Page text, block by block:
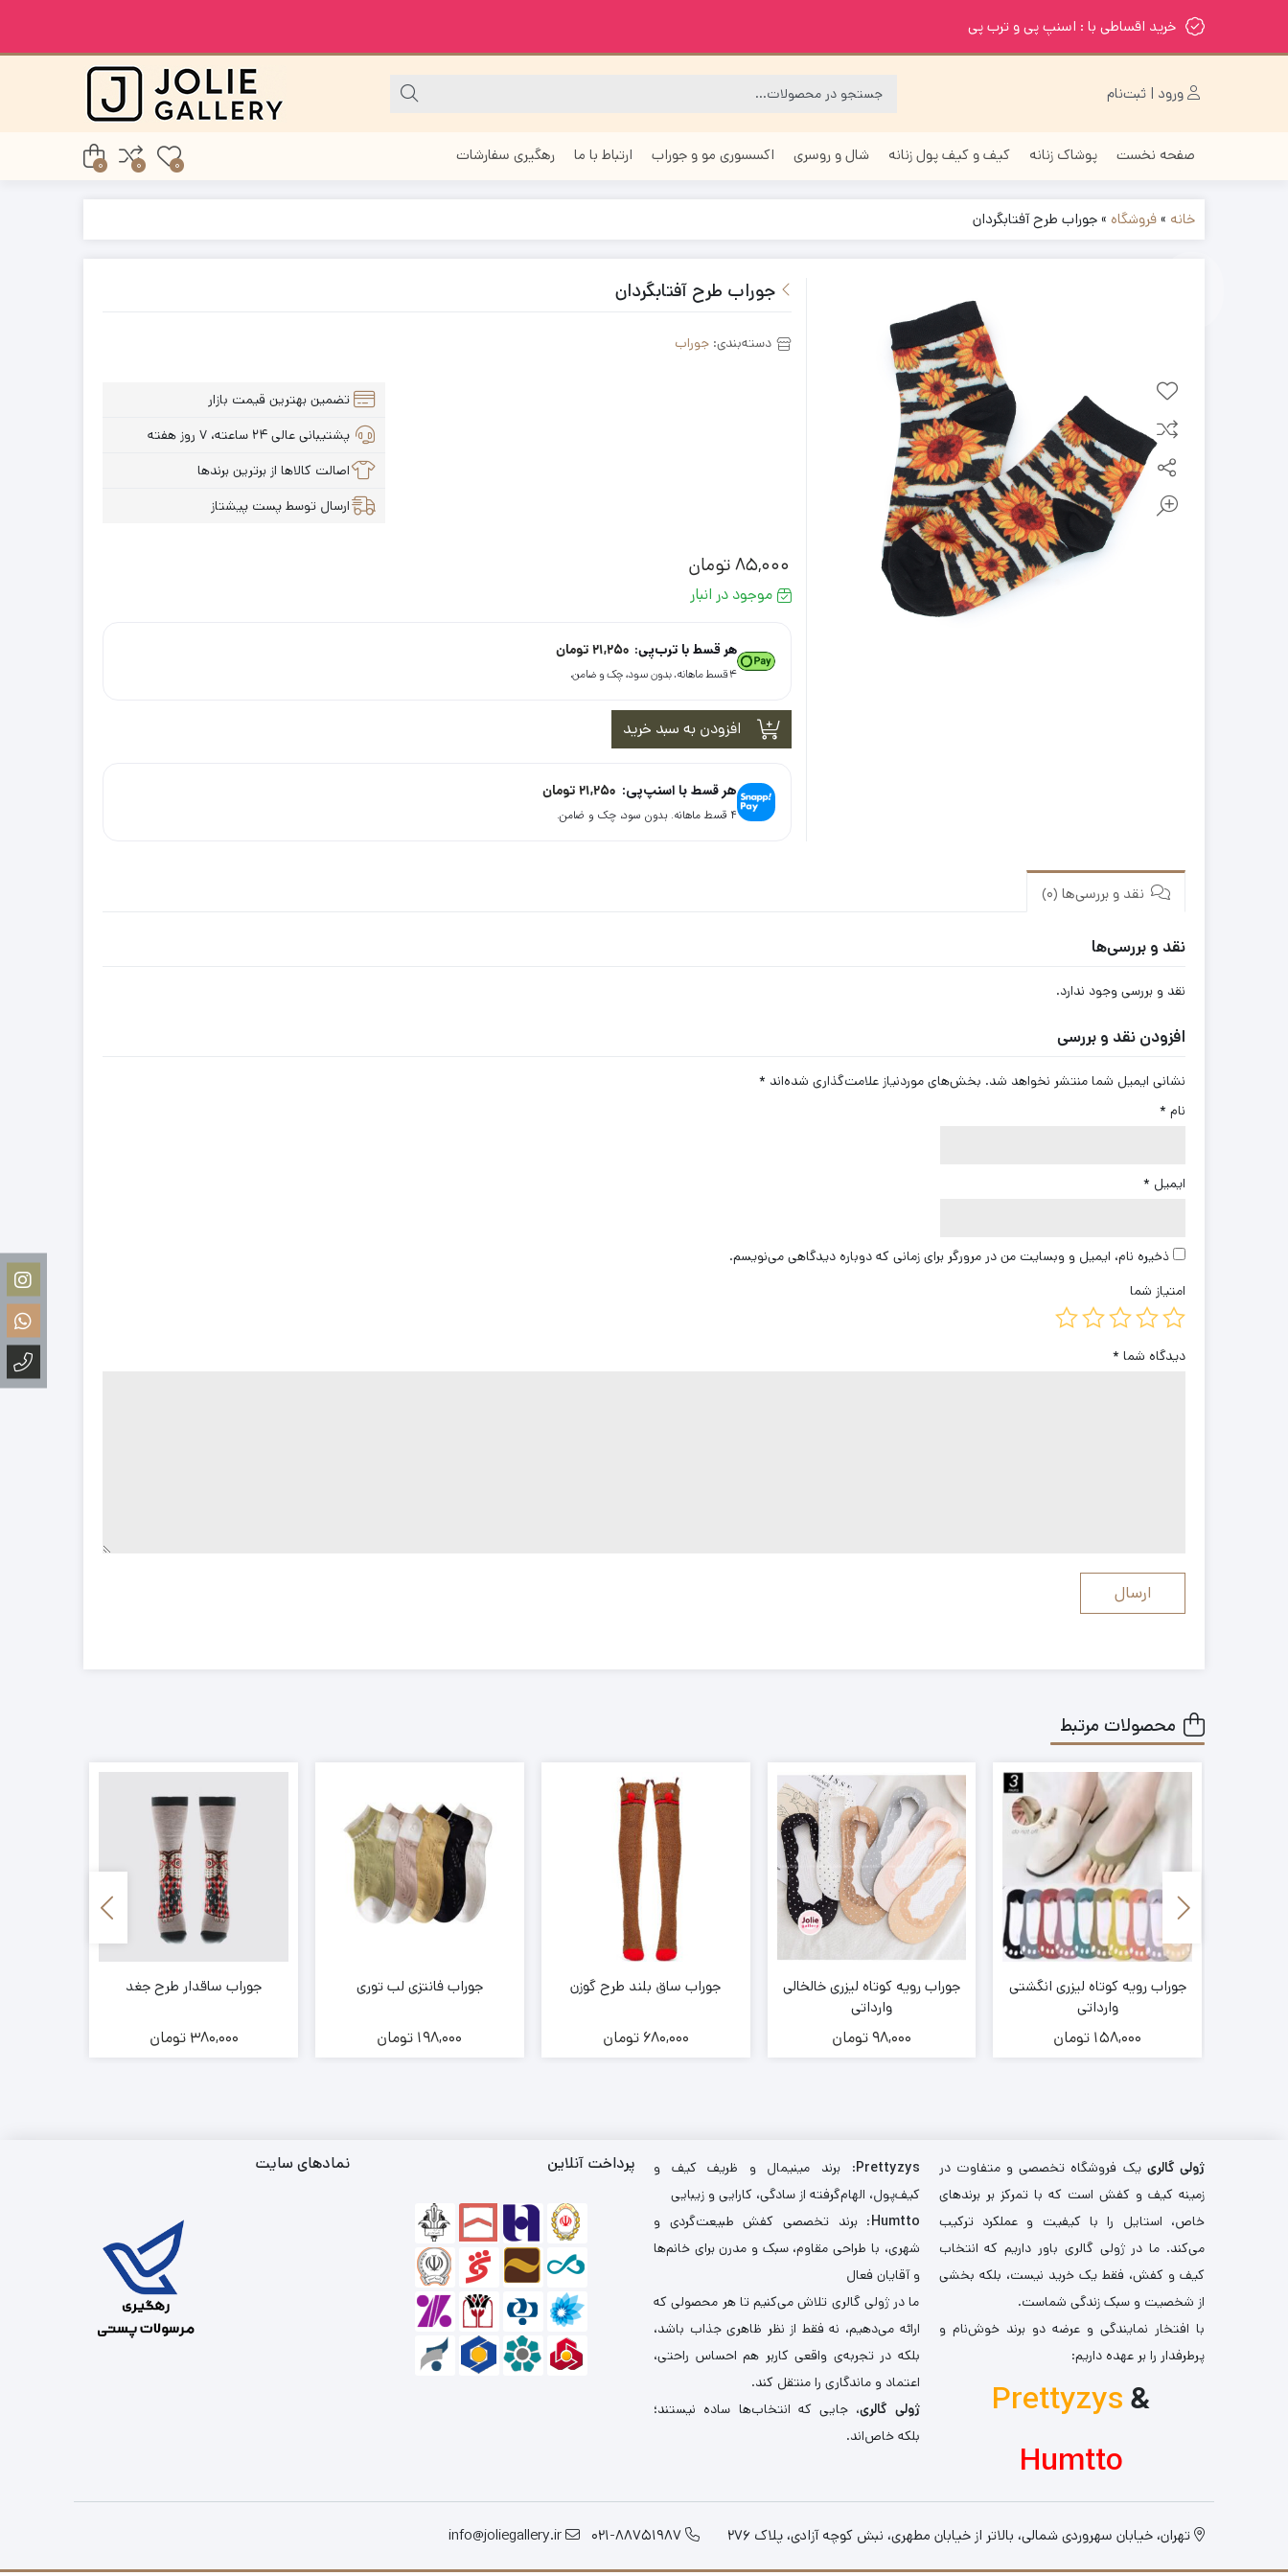
خرید اقساطی با : اسنپ پی و ترب پی
ورود | ثبت‌نام
صفحه نخست پوشاک زنانه کیف و کیف پول زنانه شال و روسری اکسسوری مو و جوراب ارتباط با ما رهگیری سفارشات
0
0
0
خانه »فروشگاه »جوراب طرح آفتابگردان
جوراب طرح آفتابگردان
دسته‌بندی:جوراب
تضمین بهترین قیمت بازار
پشتیبانی عالی ۲۴ ساعته، ۷ روز هفته
اصالت کالاها از برترین برندها
ارسال توسط پست پیشتاز
85,000 تومان
موجود در انبار
هر قسط با ترب‌پی: 21,250 تومان
۴ قسط ماهانه. بدون سود، چک و ضامن.
افزودن به سبد خرید
هر قسط با اسنپ‌پی: 21,250 تومان
۴ قسط ماهانه. بدون سود، چک و ضامن.
نقد و بررسی‌ها (0)
نقد و بررسی‌ها
نقد و بررسی وجود ندارد.
افزودن نقد و بررسی
نشانی ایمیل شما منتشر نخواهد شد. بخش‌های موردنیاز علامت‌گذاری شده‌اند *
نام *
ایمیل *
ذخیره نام، ایمیل و وبسایت من در مرورگر برای زمانی که دوباره دیدگاهی می‌نویسم.
امتیاز شما
دیدگاه شما *
محصولات مرتبط
جوراب رویه کوتاه لیزری انگشتی
وارداتی
158,000 تومان
جوراب رویه کوتاه لیزری خالخالی
وارداتی
98,000تومان
جوراب ساق بلند طرح گوزن
680,000 تومان
جوراب فانتزی لب توری
198,000 تومان
جوراب ساقدار طرح جغد
380,000 تومان
ژولی گالری یک فروشگاه تخصصی و متفاوت در
زمینه کیف و کفش است که با تمرکز بر برندهای
خاص، استایل را با کیفیت و عملکرد ترکیب
می‌کند. ما در ژولی گالری باور داریم که انتخاب
کیف و کفش، فقط یک خرید نیست، بلکه بخشی
از شخصیت و سبک زندگی شماست.
با افتخار نمایندگی و عرضه دو برند خوش‌نام و
پرطرفدار را بر عهده داریم:
Prettyzys&
Humtto
Prettyzys: برند مینیمال و ظریف کیف و
کیف‌پول، الهام‌گرفته از سادگی، کارایی و زیبایی
Humtto: برند تخصصی کفش طبیعت‌گردی و
شهری، با طراحی مقاوم، سبک و مدرن برای خانم‌ها
و آقایان فعال
ما در ژولی گالری تلاش می‌کنیم تا هر محصولی که
ارائه می‌دهیم، نه فقط از نظر ظاهری جذاب باشد،
بلکه در تجربه‌ی واقعی کاربر هم احساس راحتی،
اعتماد و ماندگاری را منتقل کند.
ژولی گالری، جایی که انتخاب‌ها ساده نیستند؛
بلکه خاص‌اند.
پرداخت آنلاین نمادهای سایت
تهران، خیابان سهروردی شمالی، بالاتر از خیابان مطهری، نبش کوچه آزادی، پلاک 276 021-88751987
info@joliegallery.ir